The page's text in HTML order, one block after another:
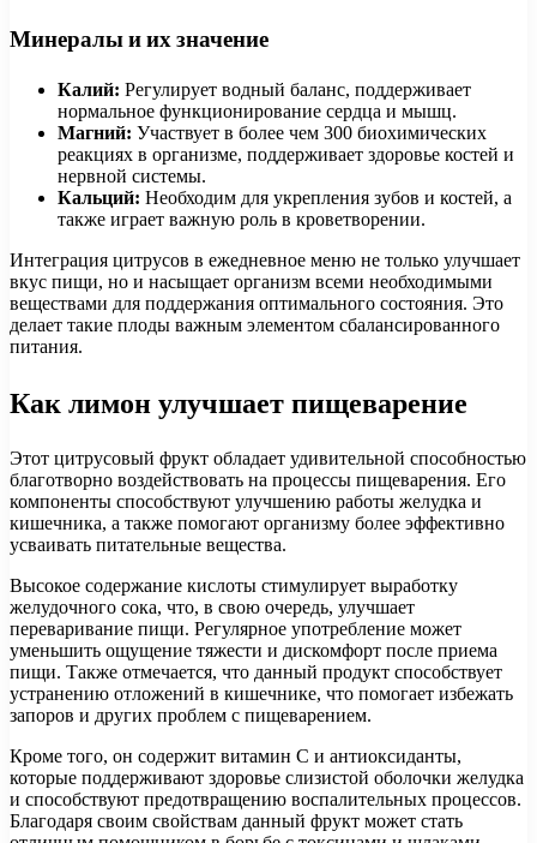
Минералы и их значение
Калий: Регулирует водный баланс, поддерживает
нормальное функционирование сердца и мышц.
Магний: Участвует в более чем 300 биохимических
реакциях в организме, поддерживает здоровье костей и
нервной системы.
Кальций: Необходим для укрепления зубов и костей, а
также играет важную роль в кроветворении.
Интеграция цитрусов в ежедневное меню не только улучшает
вкус пищи, но и насыщает организм всеми необходимыми
веществами для поддержания оптимального состояния. Это
делает такие плоды важным элементом сбалансированного
питания.
Как лимон улучшает пищеварение
Этот цитрусовый фрукт обладает удивительной способностью
благотворно воздействовать на процессы пищеварения. Его
компоненты способствуют улучшению работы желудка и
кишечника, а также помогают организму более эффективно
усваивать питательные вещества.
Высокое содержание кислоты стимулирует выработку
желудочного сока, что, в свою очередь, улучшает
переваривание пищи. Регулярное употребление может
уменьшить ощущение тяжести и дискомфорт после приема
пищи. Также отмечается, что данный продукт способствует
устранению отложений в кишечнике, что помогает избежать
запоров и других проблем с пищеварением.
Кроме того, он содержит витамин C и антиоксиданты,
которые поддерживают здоровье слизистой оболочки желудка
и способствуют предотвращению воспалительных процессов.
Благодаря своим свойствам данный фрукт может стать